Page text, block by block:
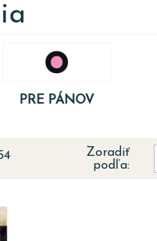
PRE PÁNOV
Zoradiť
podľa: